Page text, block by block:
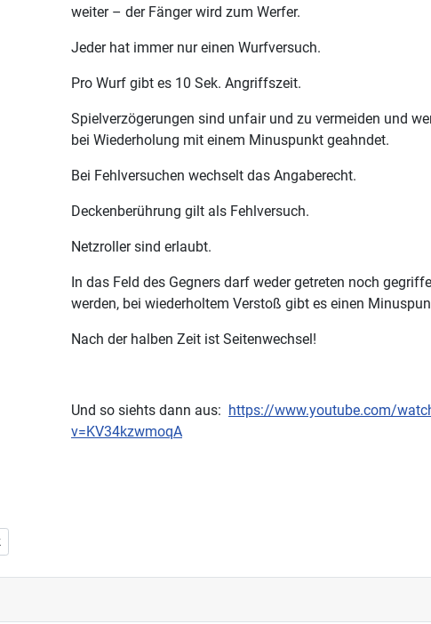
weiter – der Fänger wird zum Werfer.
Jeder hat immer nur einen Wurfversuch.
Pro Wurf gibt es 10 Sek. Angriffszeit.
Spielverzögerungen sind unfair und zu vermeiden und
bei Wiederholung mit einem Minuspunkt geahndet.
Bei Fehlversuchen wechselt das Angaberecht.
Deckenberührung gilt als Fehlversuch.
Netzroller sind erlaubt.
In das Feld des Gegners darf weder getreten noch
werden, bei wiederholtem Verstoß gibt es einen
Nach der halben Zeit ist Seitenwechsel!
Und so siehts dann aus: https://www.youtube.com/
v=KV34kzwmoqA
Beitrag: 02/15 Rasenhockey